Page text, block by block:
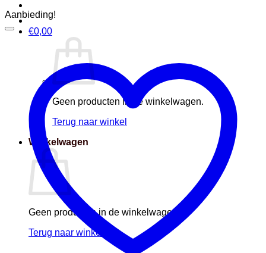
€0,00
Geen producten in de winkelwagen.
Terug naar winkel
Winkelwagen
Geen producten in de winkelwagen.
Terug naar winkel
Aanbieding!